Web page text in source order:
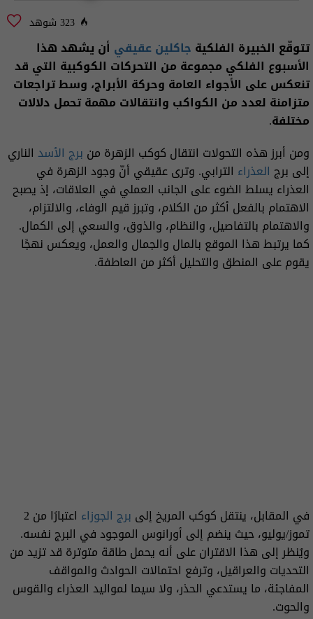
323 شوهد
تتوقّع الخبيرة الفلكية جاكلين عقيقي أن يشهد هذا
الأسبوع الفلكي مجموعة من التحركات الكوكبية التي قد
تنعكس على الأجواء العامة وحركة الأبراج، وسط تراجعات
متزامنة لعدد من الكواكب وانتقالات مهمة تحمل دلالات
مختلفة.
ومن أبرز هذه التحولات انتقال كوكب الزهرة من برج الأسد الناري
إلى برج العذراء الترابي. وترى عقيقي أنّ وجود الزهرة في
العذراء يسلط الضوء على الجانب العملي في العلاقات، إذ يصبح
الاهتمام بالفعل أكثر من الكلام، وتبرز قيم الوفاء، والالتزام،
والاهتمام بالتفاصيل، والنظام، والذوق، والسعي إلى الكمال.
كما يرتبط هذا الموقع بالمال والجمال والعمل، ويعكس نهجًا
يقوم على المنطق والتحليل أكثر من العاطفة.
في المقابل، ينتقل كوكب المريخ إلى برج الجوزاء
اعتبارًا من 2
تموز/يوليو، حيث ينضم إلى أورانوس الموجود في البرج نفسه.
ويُنظر إلى هذا الاقتران على أنه يحمل طاقة متوترة قد تزيد من
التحديات والعراقيل، وترفع احتمالات الحوادث والمواقف
المفاجئة، ما يستدعي الحذر، ولا سيما لمواليد العذراء والقوس
والحوت.